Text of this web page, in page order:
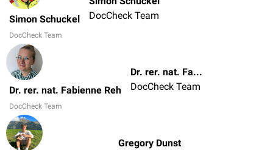
Simon Schuckel
DocCheck Team
DocCheck Team
Dr. rer. nat. Fabienne Reh
DocCheck Team
Dr. rer. nat. Fabienne Reh
DocCheck Team
Gregory Dunst